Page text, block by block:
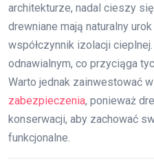
architekturze, nadal cieszy
drewniane mają naturalny
współczynnik izolacji
odnawialnym, co przyciąga
Warto jednak zainwestować
zabezpieczenia, ponieważ
konserwacji, aby zachować
funkcjonalne.